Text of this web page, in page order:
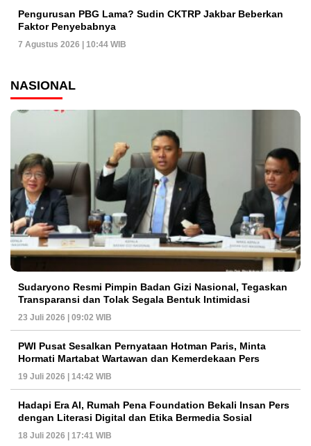
Pengurusan PBG Lama? Sudin CKTRP Jakbar Beberkan
Faktor Penyebabnya
7 Agustus 2026 | 10:44 WIB
NASIONAL
Sudaryono Resmi Pimpin Badan Gizi Nasional, Tegaskan
Transparansi dan Tolak Segala Bentuk Intimidasi
23 Juli 2026 | 09:02 WIB
PWI Pusat Sesalkan Pernyataan Hotman Paris, Minta
Hormati Martabat Wartawan dan Kemerdekaan Pers
19 Juli 2026 | 14:42 WIB
Hadapi Era AI, Rumah Pena Foundation Bekali Insan Pers
dengan Literasi Digital dan Etika Bermedia Sosial
18 Juli 2026 | 17:41 WIB